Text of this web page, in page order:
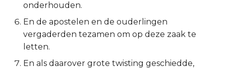
Ezra
Nehémia
onderhouden.
En de apostelen en de ouderlingen
vergaderden tezamen om op deze zaak te
letten.
En als daarover grote twisting geschiedde,